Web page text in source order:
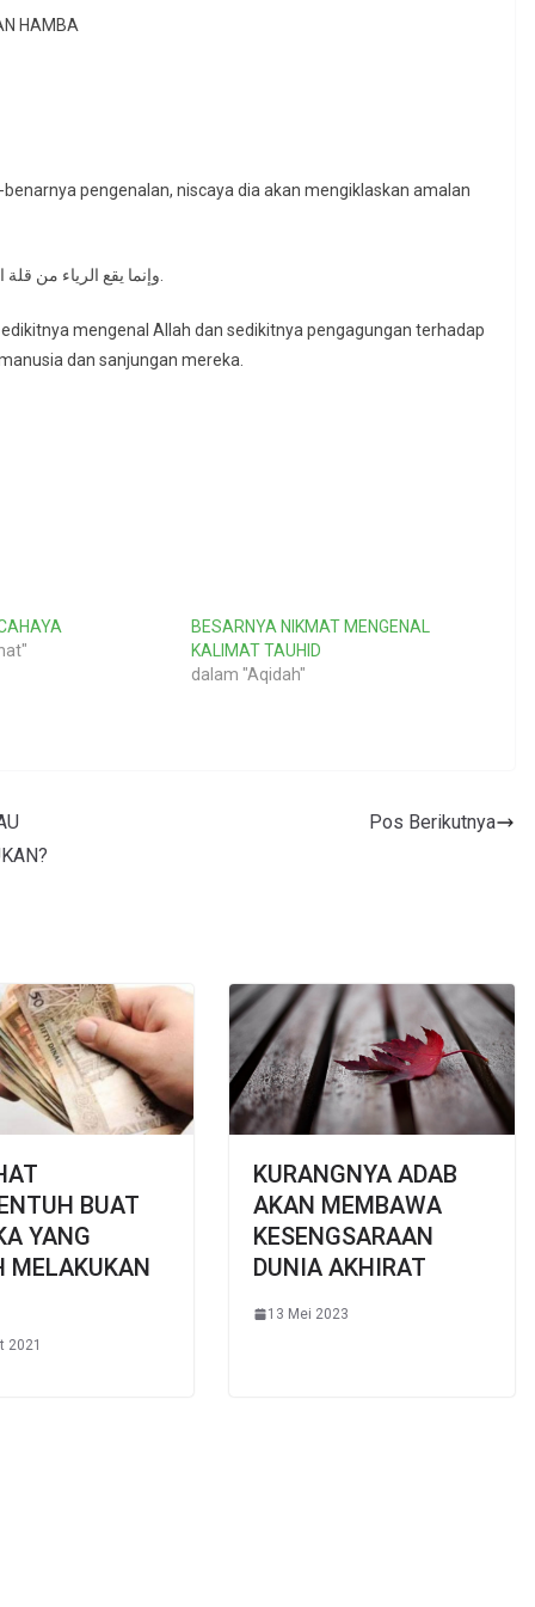
HAMBA
pengenalan, niscaya dia akan mengiklaskan amalan
وإنما يقع الرياء من قلة المعرفة له و تعظيم قدر الحق وإيثار النفس مدحهم وحمدهم.
mengenal Allah dan sedikitnya pengagungan terhadap
dan sanjungan mereka.
BESARNYA NIKMAT MENGENAL
KALIMAT TAUHID
dalam "Aqidah"
Pos Berikutnya
BUAT
YANG
MELAKUKAN
2021
KURANGNYA ADAB
AKAN MEMBAWA
KESENGSARAAN
DUNIA AKHIRAT
13 Mei 2023